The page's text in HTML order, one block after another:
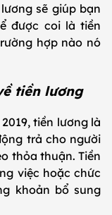
sẽ giúp bạn
được coi là tiền
hợp nào nó
tiền lương
tiền lương là
trả cho người
thỏa thuận. Tiền
việc hoặc chức
khoản bổ sung